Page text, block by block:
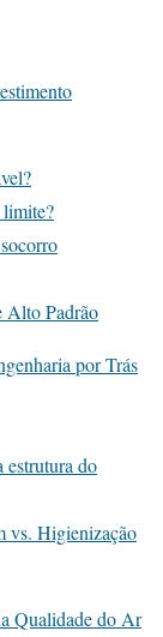
Alto Padrão
por Trás
estrutura do
vs. Higienização
Qualidade do Ar